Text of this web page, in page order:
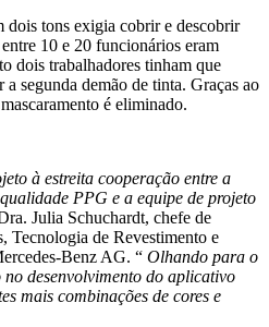
dois tons exigia cobrir e descobrir
10 e 20 funcionários eram
dois trabalhadores tinham que
a segunda demão de tinta. Graças ao
é eliminado.
à estreita cooperação entre a
PPG e a equipe de projeto
Julia Schuchardt, chefe de
Tecnologia de Revestimento e
Benz AG. “ Olhando para o
desenvolvimento do aplicativo
mais combinações de cores e